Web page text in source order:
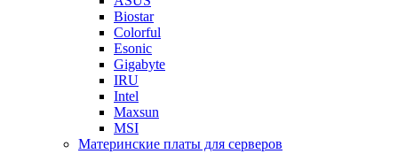
Biostar
Colorful
Esonic
Gigabyte
IRU
Intel
Maxsun
MSI
Материнские платы для серверов